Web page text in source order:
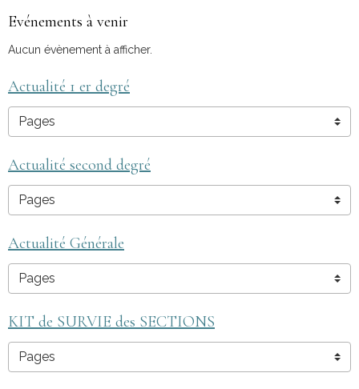
Evénements à venir
Aucun évènement à afficher.
Actualité 1 er degré
Actualité second degré
Actualité Générale
KIT de SURVIE des SECTIONS